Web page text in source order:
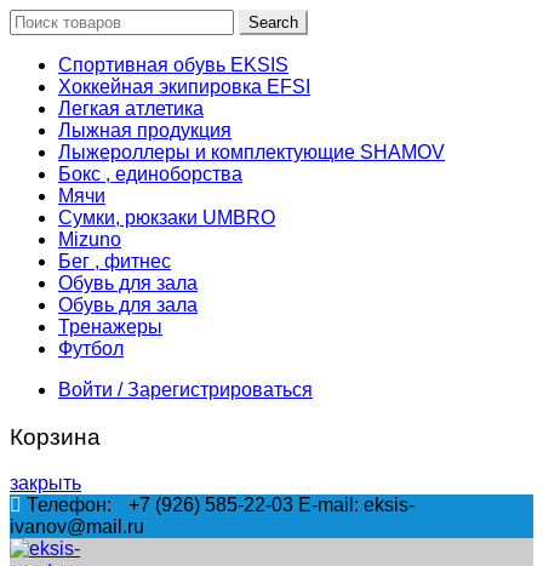
Search
Спортивная обувь EKSIS
Хоккейная экипировка EFSI
Легкая атлетика
Лыжная продукция
Лыжероллеры и комплектующие SHAMOV
Бокс , единоборства
Мячи
Сумки, рюкзаки UMBRO
Mizuno
Бег , фитнес
Обувь для зала
Обувь для зала
Тренажеры
Футбол
Войти / Зарегистрироваться
Корзина
закрыть
Телефон:
+7 (926) 585-22-03 E-mail: eksis-
ivanov@mail.ru